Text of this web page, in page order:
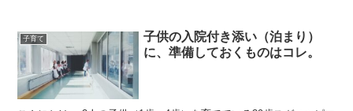
子育て
子供の入院付き添い（泊まり）
に、準備しておくものはコレ。